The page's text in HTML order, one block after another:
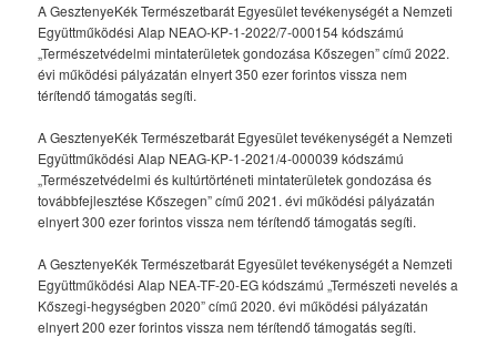
A GesztenyeKék Természetbarát Egyesület tevékenységét a Nemzeti
Együttműködési Alap NEAO-KP-1-2022/7-000154 kódszámú
„Természetvédelmi mintaterületek gondozása Kőszegen” című 2022.
évi működési pályázatán elnyert 350 ezer forintos vissza nem
térítendő támogatás segíti.
A GesztenyeKék Természetbarát Egyesület tevékenységét a Nemzeti
Együttműködési Alap NEAG-KP-1-2021/4-000039 kódszámú
„Természetvédelmi és kultúrtörténeti mintaterületek gondozása és
továbbfejlesztése Kőszegen” című 2021. évi működési pályázatán
elnyert 300 ezer forintos vissza nem térítendő támogatás segíti.
A GesztenyeKék Természetbarát Egyesület tevékenységét a Nemzeti
Együttműködési Alap NEA-TF-20-EG kódszámú „Természeti nevelés a
Kőszegi-hegységben 2020” című 2020. évi működési pályázatán
elnyert 200 ezer forintos vissza nem térítendő támogatás segíti.